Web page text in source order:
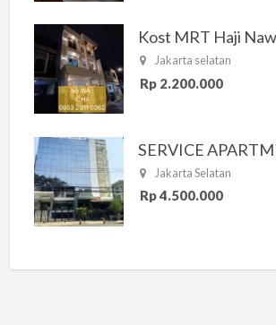
Jakarta selatan
Rp 2.200.000
Jakarta Selatan
Rp 4.500.000